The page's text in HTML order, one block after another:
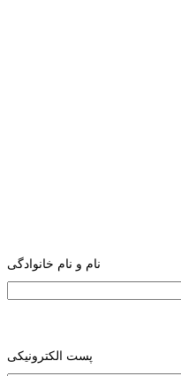
نام و نام خانوادگی
پست الکترونیکی